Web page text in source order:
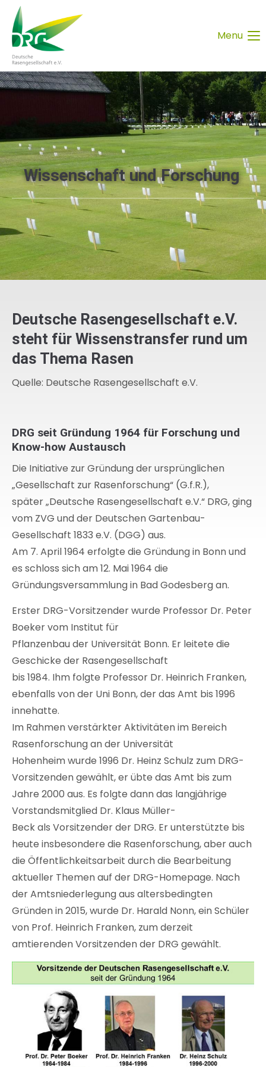
Menu
Wissenschaft und Forschung
Deutsche Rasengesellschaft e.V.
steht für Wissenstransfer rund um
das Thema Rasen
Quelle: Deutsche Rasengesellschaft e.V.
DRG seit Gründung 1964 für Forschung und
Know-how Austausch
Die Initiative zur Gründung der ursprünglichen
„Gesellschaft zur Rasenforschung“ (G.f.R.),
später „Deutsche Rasengesellschaft e.V.“ DRG, ging
vom ZVG und der Deutschen Gartenbau-
Gesellschaft 1833 e.V. (DGG) aus.
Am 7. April 1964 erfolgte die Gründung in Bonn und
es schloss sich am 12. Mai 1964 die
Gründungsversammlung in Bad Godesberg an.
Erster DRG-Vorsitzender wurde Professor Dr. Peter
Boeker vom Institut für
Pflanzenbau der Universität Bonn. Er leitete die
Geschicke der Rasengesellschaft
bis 1984. Ihm folgte Professor Dr. Heinrich Franken,
ebenfalls von der Uni Bonn, der das Amt bis 1996
innehatte.
Im Rahmen verstärkter Aktivitäten im Bereich
Rasenforschung an der Universität
Hohenheim wurde 1996 Dr. Heinz Schulz zum DRG-
Vorsitzenden gewählt, er übte das Amt bis zum
Jahre 2000 aus. Es folgte dann das langjährige
Vorstandsmitglied Dr. Klaus Müller-
Beck als Vorsitzender der DRG. Er unterstützte bis
heute insbesondere die Rasenforschung, aber auch
die Öffentlichkeitsarbeit durch die Bearbeitung
aktueller Themen auf der DRG-Homepage. Nach
der Amtsniederlegung aus altersbedingten
Gründen in 2015, wurde Dr. Harald Nonn, ein Schüler
von Prof. Heinrich Franken, zum derzeit
amtierenden Vorsitzenden der DRG gewählt.